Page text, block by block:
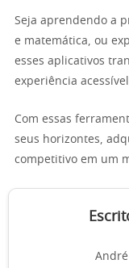
Seja aprendendo a
e matemática, ou
esses aplicativos
experiência
Com essas
seus horizontes,
competitivo em um